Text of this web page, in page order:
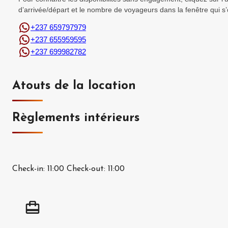
d’arrivée/départ et le nombre de voyageurs dans la fenêtre qui
+237 659797979
+237 655959595
+237 699982782
Atouts de la location
Règlements intérieurs
Check-in: 11:00 Check-out: 11:00